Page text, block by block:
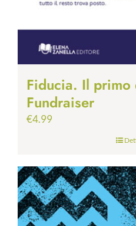
Fiducia. Il primo
Fundraiser
€4.99